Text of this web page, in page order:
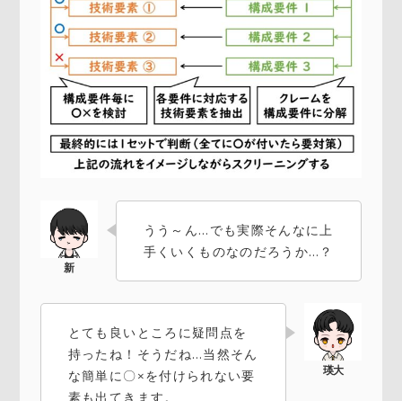
うう～ん…でも実際そんなに上
手くいくものなのだろうか…？
とても良いところに疑問点を
持ったね！そうだね…当然そん
な簡単に〇×を付けられない要
素も出てきます。